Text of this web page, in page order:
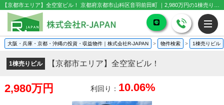
大阪・兵庫・京都・沖縄の投資・収益物件｜株式会社R-JAPAN > 物件検索 > 1棟売りビル
1棟売りビル 【京都市エリア】全空室ビル！
2,980万円 利回り： 10.06%